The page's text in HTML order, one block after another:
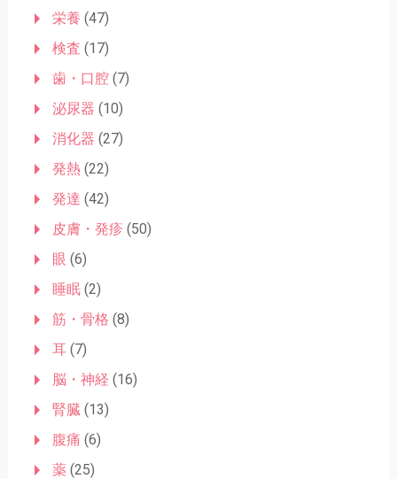
栄養 (47)
検査 (17)
歯・口腔(7)
泌尿器 (10)
消化器 (27)
発熱(22)
発達 (42)
皮膚・発疹 (50)
眼 (6)
睡眠(2)
筋・骨格 (8)
耳(7)
脳・神経 (16)
腎臓 (13)
腹痛 (6)
薬(25)